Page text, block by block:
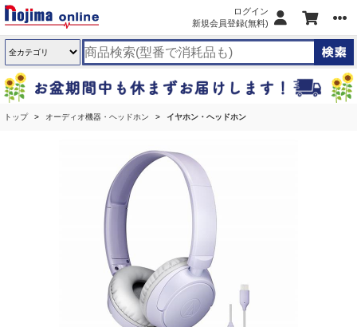
ログイン
新規会員登録(無料)
トップ オーディオ機器・ヘッドホン イヤホン・ヘッドホン